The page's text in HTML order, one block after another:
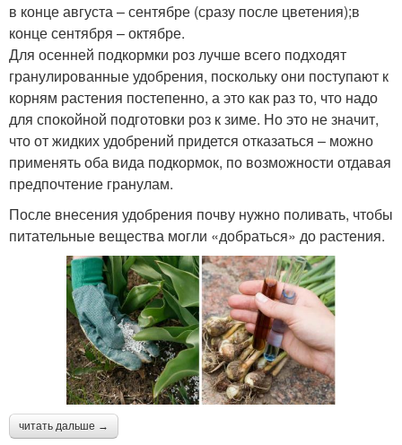
Луковичные цветы Дача в сентябре
в конце августа – сентябре (сразу после цветения);в
конце сентября – октябре.
Для осенней подкормки роз лучше всего подходят
гранулированные удобрения, поскольку они поступают к
корням растения постепенно, а это как раз то, что надо
для спокойной подготовки роз к зиме. Но это не значит,
что от жидких удобрений придется отказаться – можно
применять оба вида подкормок, по возможности отдавая
предпочтение гранулам.
После внесения удобрения почву нужно поливать, чтобы
питательные вещества могли «добраться» до растения.
читать дальше →